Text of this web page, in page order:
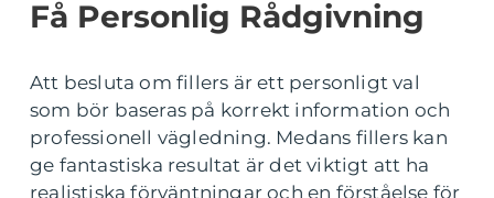
Få Personlig Rådgivning
Att besluta om fillers är ett personligt val
som bör baseras på korrekt information och
professionell vägledning. Medans fillers kan
ge fantastiska resultat är det viktigt att ha
realistiska förväntningar och en förståelse för